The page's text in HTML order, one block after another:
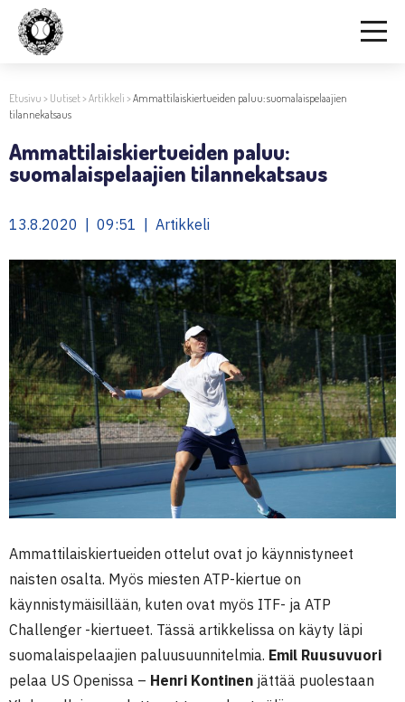
Etusivu > Uutiset>Artikkeli >Ammattilaiskiertueiden paluu: suomalaispelaajien
tilannekatsaus
Ammattilaiskiertueiden paluu:
suomalaispelaajien tilannekatsaus
13.8.2020 | 09:51 | Artikkeli
Ammattilaiskiertueiden ottelut ovat jo käynnistyneet
naisten osalta. Myös miesten ATP-kiertue on
käynnistymäisillään, kuten ovat myös ITF- ja ATP
Challenger -kiertueet. Tässä artikkelissa on käyty läpi
suomalaispelaajien paluusuunnitelmia. Emil Ruusuvuori
pelaa US Openissa – Henri Kontinen jättää puolestaan